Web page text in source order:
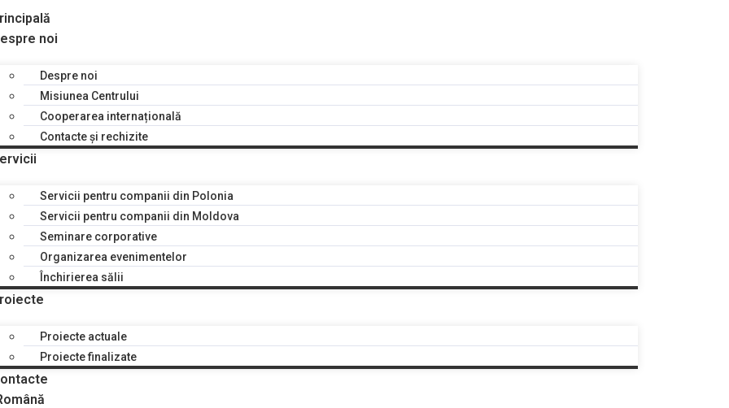
noi
Despre noi
Misiunea Centrului
Cooperarea internațională
Contacte și rechizite
Servicii pentru companii din Polonia
Servicii pentru companii din Moldova
Seminare corporative
Organizarea evenimentelor
Închirierea sălii
Proiecte actuale
Proiecte finalizate